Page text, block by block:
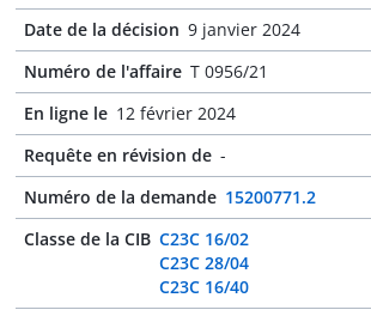
Date de la décision 9 janvier 2024
Numéro de l'affaire T 0956/21
En ligne le 12 février 2024
Requête en révision de -
Numéro de la demande 15200771.2
Classe de la CIB C23C 16/02
C23C 28/04
C23C 16/40